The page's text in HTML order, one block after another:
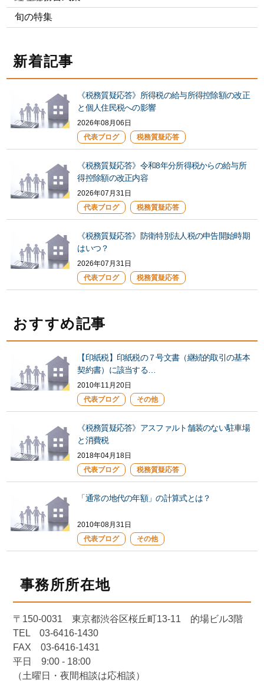
旬の特集
新着記事
《税務質疑応答》所得税の給与所得控除額の改正
と個人住民税への影響
2026年08月06日
代表ブログ
税務質疑応答
《税務質疑応答》令和8年分所得税からの給与所
得控除額の改正内容
2026年07月31日
代表ブログ
税務質疑応答
《税務質疑応答》防衛特別法人税の申告開始時期
はいつ？
2026年07月31日
代表ブログ
税務質疑応答
おすすめ記事
【印紙税】印紙税の７号文書（継続的取引の基本
契約書）に該当する…
2010年11月20日
代表ブログ
その他
《税務質疑応答》アスファルト舗装のない駐車場
と消費税
2018年04月18日
代表ブログ
税務質疑応答
「通常の地代の年額」の計算式とは？
2010年08月31日
代表ブログ
その他
事務所所在地
〒150-0031 東京都渋谷区桜丘町13-11 的場ビル3階
TEL 03-6416-1430
FAX 03-6416-1431
平日 9:00 - 18:00
（土曜日・夜間相談は応相談）